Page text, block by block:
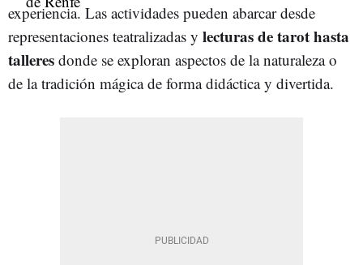
experiencia. Las actividades pueden abarcar desde
representaciones teatralizadas y lecturas de tarot hasta
talleres donde se exploran aspectos de la naturaleza o
de la tradición mágica de forma didáctica y divertida.